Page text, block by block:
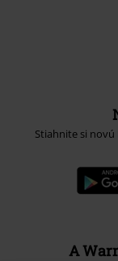
Stiahnite si
A